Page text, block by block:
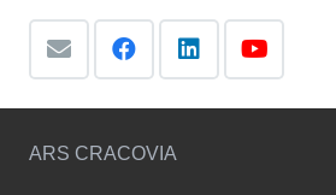
ARS CRACOVIA